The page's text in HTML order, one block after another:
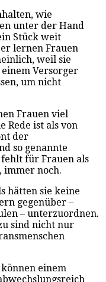
wie
unter der Hand
Stück weit
lernen Frauen
weil sie
Versorger
um nicht
Frauen viel
Rede ist als von
der
so genannte
für Frauen als
immer noch.
hätten sie keine
gegenüber –
– unterzuordnen.
sind nicht nur
einem